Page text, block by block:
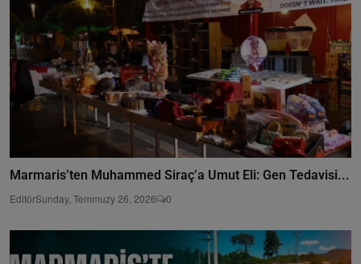
Marmaris’ten Muhammed Siraç’a Umut Eli: Gen Tedavisi...
EditörSunday, Temmuzy 26, 2026 0